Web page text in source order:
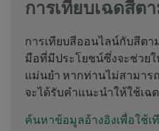
การเทียบเฉดสีต
การเทียบสีออนไลน์กับสีต
มือที่มีประโยชน์ซึ่งจะช่วย
แม่นยำ หากท่านไม่สามาร
จะได้รับคำแนะนำให้ใช้เ
ค้นหาข้อมูลอ้างอิงเพื่อใช้เ